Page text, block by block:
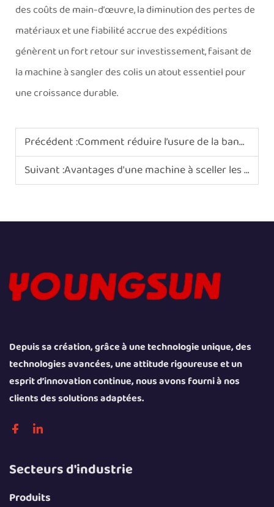
des coûts de main-d’œuvre, la diminution des pertes de
matériaux et une fiabilité accrue des expéditions
génèrent un fort retour sur investissement, faisant de
la machine à sangler des colis un atout essentiel pour
une croissance durable.
Précédent :Comment réduire l’usure de la bande en téflon sur votre scelleuse à bande ?
Suivant :Avantages d'une machine à sceller les cartons à entraînement par courroie supérieure et inférieure
Depuis sa création, grâce à une technologie unique, des
technologies avancées, une attitude rigoureuse et un
esprit d’innovation continue, nous avons fourni à nos
clients des solutions adaptées.
Secteurs d'industrie
Produits